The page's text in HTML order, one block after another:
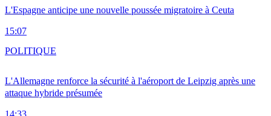
L'Espagne anticipe une nouvelle poussée migratoire à Ceuta
15:07
L'Allemagne renforce la sécurité à l'aéroport de Leipzig après une
attaque hybride présumée
14:33
POLITIQUE